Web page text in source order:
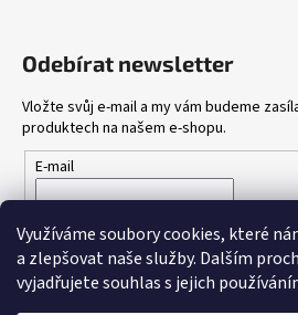
Využíváme soubory cookies, které
a zlepšovat naše služby. Dalším
vyjadřujete souhlas s jejich
Odebírat newsletter
Vložte svůj e-mail a my vám budeme
produktech na našem e-shopu.
E-mail
údajů
PŘIHLÁSIT SE